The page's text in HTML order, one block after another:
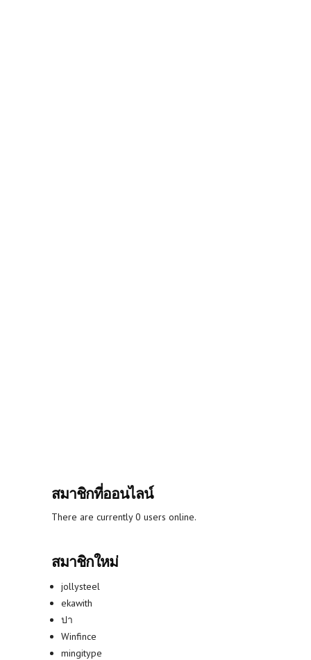
สมาชิกที่ออนไลน์
There are currently 0 users online.
สมาชิกใหม่
jollysteel
ekawith
ปา
Winfince
mingitype